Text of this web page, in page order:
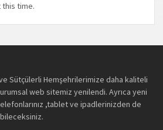
this time.
Sütçülerli Hemşehrilerimize daha kaliteli
web sitemiz yenilendi. Ayrıca yeni
,tablet ve ipadlerinizden de